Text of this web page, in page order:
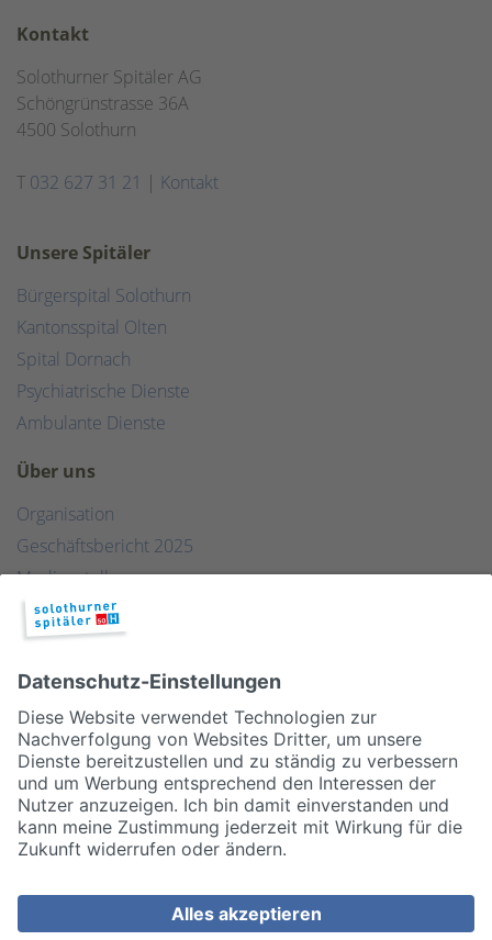
Kontakt
Solothurner Spitäler AG
Schöngrünstrasse 36A
4500 Solothurn
T 032 627 31 21 | Kontakt
Unsere Spitäler
Bürgerspital Solothurn
Kantonsspital Olten
Spital Dornach
Psychiatrische Dienste
Ambulante Dienste
Über uns
Organisation
Geschäftsbericht 2025
Medienstelle
Qualität
Publikationen & Links
Partner